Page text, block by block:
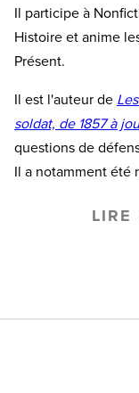
Il participe à
Histoire et anime
Présent.
Il est l'auteur de
soldat, de 1857 à
questions de
Il a notamment été
LIRE